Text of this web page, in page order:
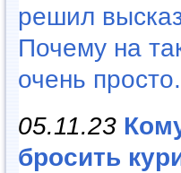
решил
Почему на
очень
05.11.23
бросить